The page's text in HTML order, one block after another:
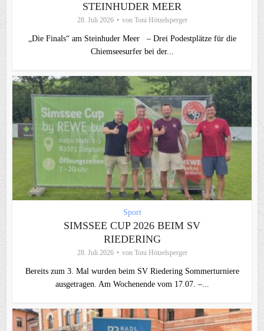
STEINHUDER MEER
28. Juli 2026 von Toni Hötzelsperger
„Die Finals“ am Steinhuder Meer – Drei Podestplätze für die
Chiemseesurfer bei der...
Sport
SIMSSEE CUP 2026 BEIM SV
RIEDERING
28. Juli 2026 von Toni Hötzelsperger
Bereits zum 3. Mal wurden beim SV Riedering Sommerturniere
ausgetragen. Am Wochenende vom 17.07. –...